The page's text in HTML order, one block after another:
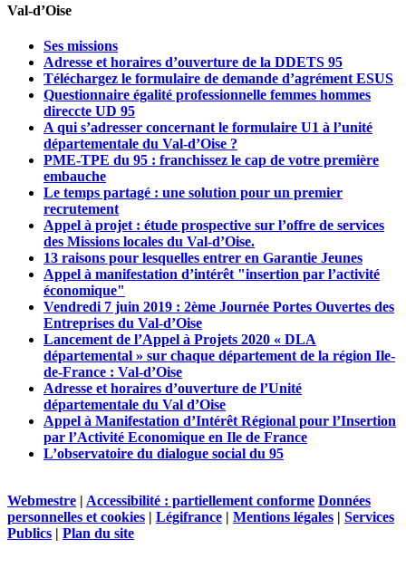
Val-d’Oise
Ses missions
Adresse et horaires d’ouverture de la DDETS 95
Téléchargez le formulaire de demande d’agrément ESUS
Questionnaire égalité professionnelle femmes hommes
direccte UD 95
A qui s’adresser concernant le formulaire U1 à l’unité
départementale du Val-d’Oise ?
PME-TPE du 95 : franchissez le cap de votre première
embauche
Le temps partagé : une solution pour un premier
recrutement
Appel à projet : étude prospective sur l’offre de services
des Missions locales du Val-d’Oise.
13 raisons pour lesquelles entrer en Garantie Jeunes
Appel à manifestation d’intérêt "insertion par l’activité
économique"
Vendredi 7 juin 2019 : 2ème Journée Portes Ouvertes des
Entreprises du Val-d’Oise
Lancement de l’Appel à Projets 2020 « DLA
départemental » sur chaque département de la région Ile-
de-France : Val-d’Oise
Adresse et horaires d’ouverture de l’Unité
départementale du Val d’Oise
Appel à Manifestation d’Intérêt Régional pour l’Insertion
par l’Activité Economique en Ile de France
L’observatoire du dialogue social du 95
Webmestre | Accessibilité : partiellement conforme Données
personnelles et cookies | Légifrance | Mentions légales | Services
Publics | Plan du site